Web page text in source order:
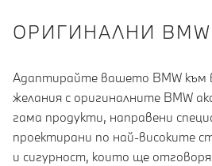
OРИГИНАЛНИ
Адаптирайте вашето BMW към
желания с оригиналните BMW
гама продукти, направени
проектирани по най-високите
и сигурност, които ще